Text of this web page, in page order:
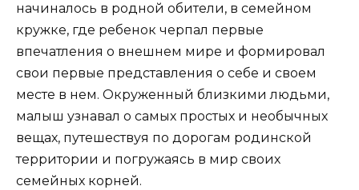
начиналось в родной обители, в семейном
кружке, где ребенок черпал первые
впечатления о внешнем мире и формировал
свои первые представления о себе и своем
месте в нем. Окруженный близкими людьми,
малыш узнавал о самых простых и необычных
вещах, путешествуя по дорогам родинской
территории и погружаясь в мир своих
семейных корней.